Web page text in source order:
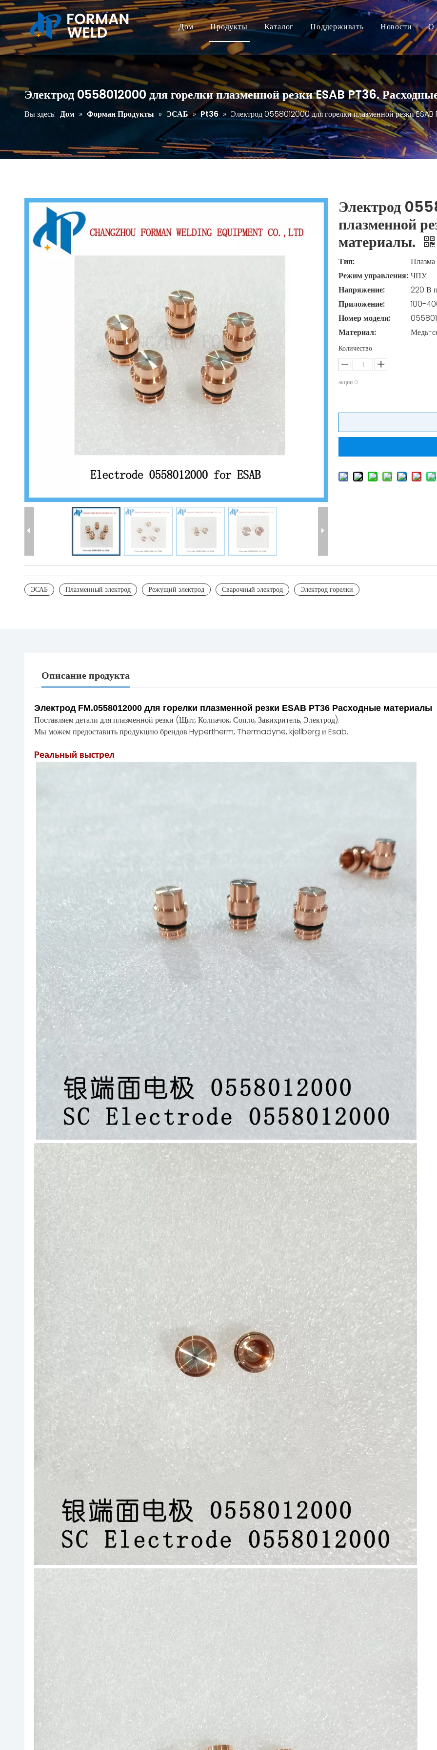
Дом Продукты Каталог Поддерживать Новости О
Электрод 0558012000 для горелки плазменной резки ESAB PT36.
Вы здесь: Дом » Форман Продукты » ЭСАБ » Pt36 » Электрод 0558012000 для горелки плазменной резки
Электрод
плазменной
материалы.
Тип:
Плазма
Режим управления: ЧПУ
Напряжение:
220 В
Приложение:
100-
Номер модели:
Материал:
Медь-
Количество:
акции 0
ЭСАБ Плазменный электрод Режущий электрод Сварочный электрод Электрод горелки
Описание продукта
Электрод FM.0558012000 для горелки плазменной резки ESAB PT36 Расходные материалы
Поставляем детали для плазменной резки (Щит, Колпачок, Сопло, Завихритель, Электрод).
Мы можем предоставить продукцию брендов Hypertherm, Thermadyne, kjellberg и Esab.
Реальный выстрел